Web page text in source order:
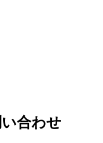
合わせ